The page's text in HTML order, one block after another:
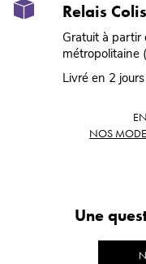
Relais
Gratuit à partir
métropolitaine
Livré en 2
NOS
Une